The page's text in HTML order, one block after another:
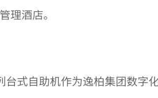
理酒店。
台式自助机作为逸柏集团数字